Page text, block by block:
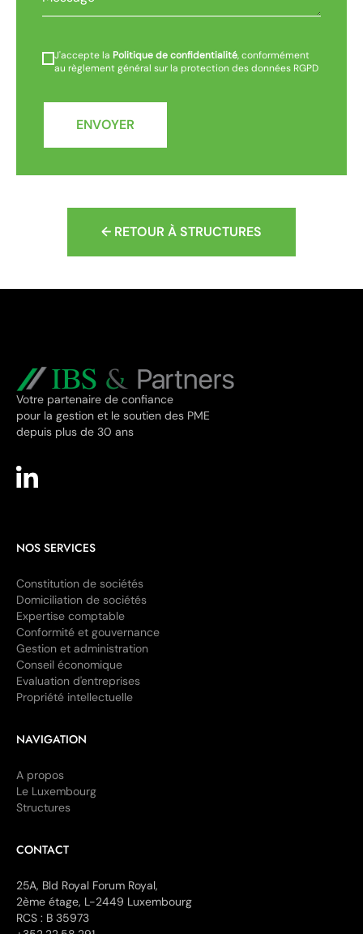
J'accepte la Politique de confidentialité, conformément
au règlement général sur la protection des données RGPD
ENVOYER
← RETOUR À STRUCTURES
Votre partenaire de confiance
pour la gestion et le soutien des PME
depuis plus de 30 ans
NOS SERVICES
Constitution de sociétés
Domiciliation de sociétés
Expertise comptable
Conformité et gouvernance
Gestion et administration
Conseil économique
Evaluation d'entreprises
Propriété intellectuelle
NAVIGATION
A propos
Le Luxembourg
Structures
CONTACT
25A, Bld Royal Forum Royal,
2ème étage, L-2449 Luxembourg
RCS : B 35973